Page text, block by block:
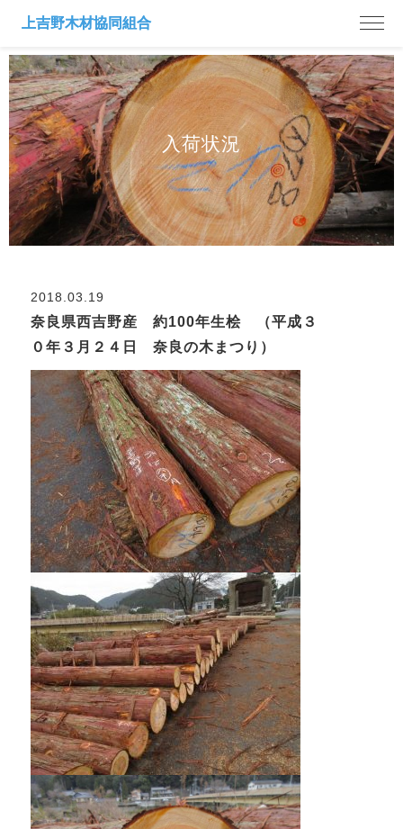
入荷状況
2018.03.19
奈良県西吉野産 約100年生桧 （平成３
０年３月２４日 奈良の木まつり）